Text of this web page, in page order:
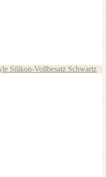
Silikon-Vollbesatz Schwartz